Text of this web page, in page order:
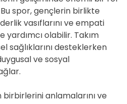
spor, gençlerin birlikte
vasıflarını ve empati
olabilir. Takım
sağlıklarını desteklerken
ve sosyal
birbirlerini anlamalarını ve